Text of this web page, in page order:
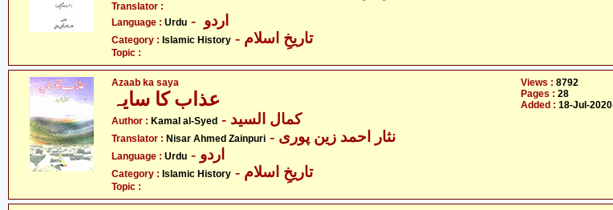
Translator :
Language : Urdu
Category : Islamic History - تاریخِ اسلام
Topic :
Azaab ka saya
عذاب کا سایہ
Author : Kamal al-Syed - کمال السید
Translator : Nisar Ahmed Zainpuri - نثار احمد زین پوری
Language : Urdu - اردو
Category : Islamic History - تاریخِ اسلام
Topic :
Views : 8792
Pages : 28
Added : 18-Jul-2020